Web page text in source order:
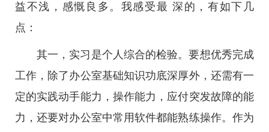
益不浅，感慨良多。我感受最 深的，有如下几
点：
其一，实习是个人综合的检验。要想优秀完成
工作，除了办公室基础知识功底深厚外，还需有一
定的实践动手能力，操作能力，应付突发故障的能
力，还要对办公室中常用软件都能熟练操作。作为